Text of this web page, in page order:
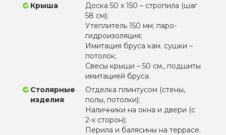
Крыша
Доска 50 х 150 – стропила (шаг
58 см);
Утеплитель 150 мм; паро-
гидроизоляция;
Имитация бруса кам. сушки –
потолок;
Свесы крыши – 50 см., подшиты
имитацией бруса.
Столярные
изделия
Отделка плинтусом (стены,
полы, потолки);
Наличники на окна и двери (с
2-х сторон);
Перила и балясины на террасе.